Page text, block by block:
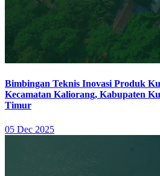
Bimbingan Teknis Inovasi Produk
Kecamatan Kaliorang, Kabupaten
Timur
05 Dec 2025